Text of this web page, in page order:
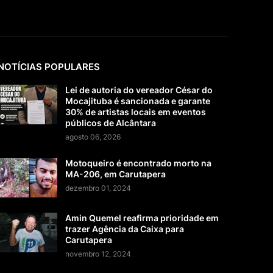
POPULARES
Lei de autoria do vereador César do
Mocajituba é sancionada e garante
30% de artistas locais em eventos
públicos de Alcântara
agosto 06, 2026
Motoqueiro é encontrado morto na
MA-206, em Carutapera
dezembro 01, 2024
Amin Quemel reafirma prioridade em
trazer Agência da Caixa para
Carutapera
novembro 12, 2024